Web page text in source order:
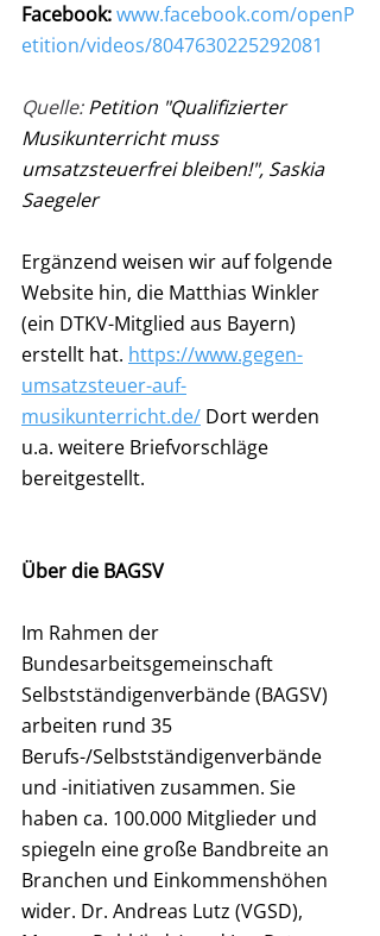
Facebook:www.facebook.com/openP
etition/videos/8047630225292081
Quelle: Petition "Qualifizierter
Musikunterricht muss
umsatzsteuerfrei bleiben!", Saskia
Saegeler
Ergänzend weisen wir auf folgende
Website hin, die Matthias Winkler
(ein DTKV-Mitglied aus Bayern)
erstellt hat. https://www.gegen-
umsatzsteuer-auf-
musikunterricht.de/ Dort werden
u.a. weitere Briefvorschläge
bereitgestellt.
Über die BAGSV
Im Rahmen der
Bundesarbeitsgemeinschaft
Selbstständigenverbände (BAGSV)
arbeiten rund 35
Berufs-/Selbstständigenverbände
und -initiativen zusammen. Sie
haben ca. 100.000 Mitglieder und
spiegeln eine große Bandbreite an
Branchen und Einkommenshöhen
wider. Dr. Andreas Lutz (VGSD),